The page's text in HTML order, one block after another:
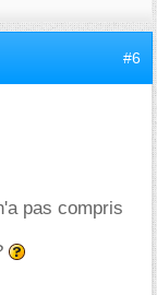
#6
pas compris